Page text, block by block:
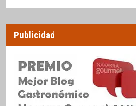
Publicidad